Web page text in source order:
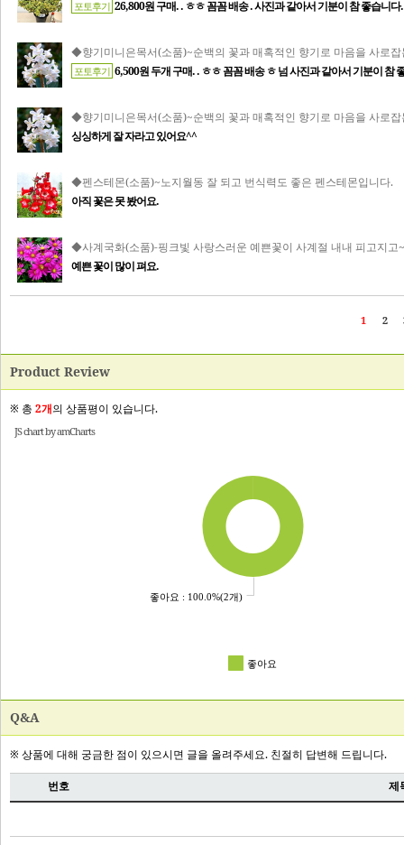
Product Review
Q&A